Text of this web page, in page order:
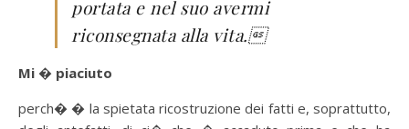
portata e nel suo avermi
riconsegnata alla vita.
Mi � piaciuto
perch� � la spietata ricostruzione dei fatti e, soprattutto,